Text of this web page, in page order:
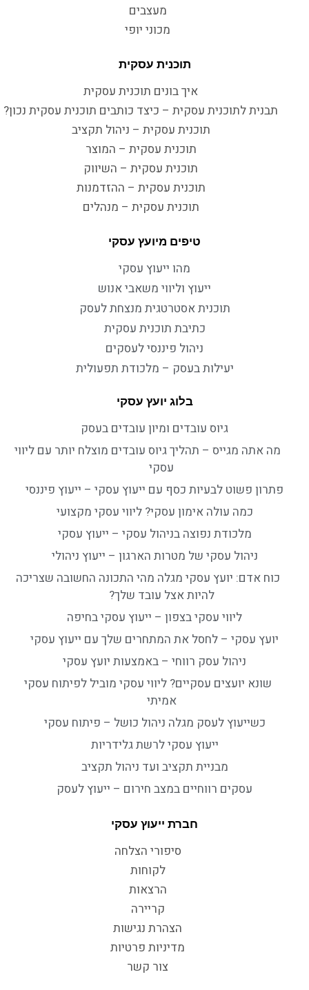
מעצבים
מכוני יופי
תוכנית עסקית
איך בונים תוכנית עסקית
תבנית לתוכנית עסקית – כיצד כותבים תוכנית עסקית נכון?
תוכנית עסקית – ניהול תקציב
תוכנית עסקית – המוצר
תוכנית עסקית – השיווק
תוכנית עסקית – ההזדמנות
תוכנית עסקית – מנהלים
טיפים מיועץ עסקי
מהו ייעוץ עסקי
ייעוץ וליווי משאבי אנוש
תוכנית אסטרטגית מנצחת לעסק
כתיבת תוכנית עסקית
ניהול פיננסי לעסקים
יעילות בעסק – מלכודת תפעולית
בלוג יועץ עסקי
גיוס עובדים ומיון עובדים בעסק
מה אתה מגייס – תהליך גיוס עובדים מוצלח יותר עם ליווי
עסקי
פתרון פשוט לבעיות כסף עם ייעוץ עסקי – ייעוץ פיננסי
כמה עולה אימון עסקי? ליווי עסקי מקצועי
מלכודת נפוצה בניהול עסקי – ייעוץ עסקי
ניהול עסקי של מטרות הארגון – ייעוץ ניהולי
כוח אדם: יועץ עסקי מגלה מהי התכונה החשובה שצריכה
להיות אצל עובד שלך?
ליווי עסקי בצפון – ייעוץ עסקי בחיפה
יועץ עסקי – לחסל את המתחרים שלך עם ייעוץ עסקי
ניהול עסק רווחי – באמצעות יועץ עסקי
שונא יועצים עסקיים? ליווי עסקי מוביל לפיתוח עסקי
אמיתי
כשייעוץ לעסק מגלה ניהול כושל – פיתוח עסקי
ייעוץ עסקי לרשת גלידריות
מבניית תקציב ועד ניהול תקציב
עסקים רווחיים במצב חירום – ייעוץ לעסק
חברת ייעוץ עסקי
סיפורי הצלחה
לקוחות
הרצאות
קריירה
הצהרת נגישות
מדיניות פרטיות
צור קשר